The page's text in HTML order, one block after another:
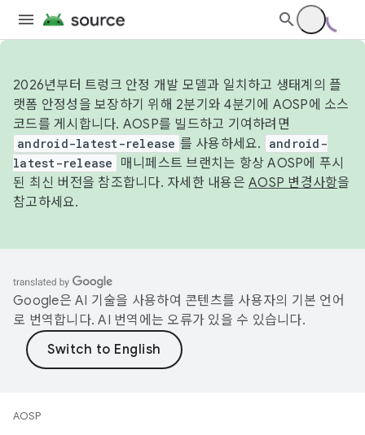
2026년부터 트렁크 안정 개발 모델과 일치하고 생태계의 플
랫폼 안정성을 보장하기 위해 2분기와 4분기에 AOSP에 소스
코드를 게시합니다. AOSP를 빌드하고 기여하려면
android-latest-release 를 사용하세요.
android-
latest-release
매니페스트 브랜치는 항상 AOSP에 푸시
된 최신 버전을 참조합니다. 자세한 내용은 AOSP 변경사항을
참고하세요.
Google은 AI 기술을 사용하여 콘텐츠를 사용자의 기본 언어
로 번역합니다. AI 번역에는 오류가 있을 수 있습니다.
AOSP